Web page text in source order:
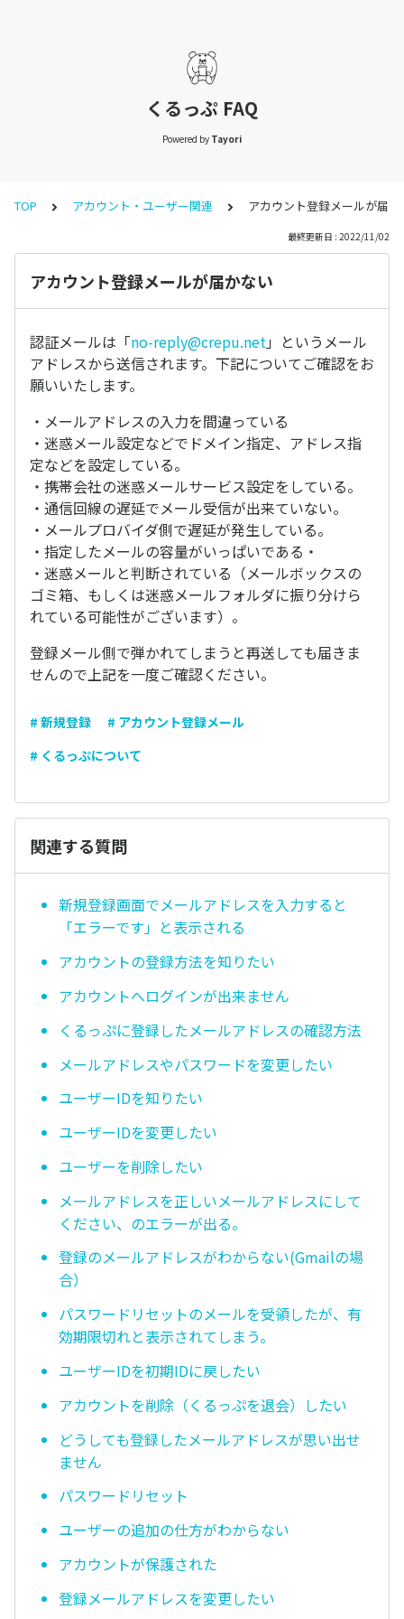
くるっぷ FAQ
Powered by Tayori
TOP アカウント・ユーザー関連 アカウント登録メールが届か
最終更新日 : 2022/11/02
アカウント登録メールが届かない
認証メールは「no-reply@crepu.net」というメール
アドレスから送信されます。下記についてご確認をお
願いいたします。
・メールアドレスの入力を間違っている
・迷惑メール設定などでドメイン指定、アドレス指
定などを設定している。
・携帯会社の迷惑メールサービス設定をしている。
・通信回線の遅延でメール受信が出来ていない。
・メールプロバイダ側で遅延が発生している。
・指定したメールの容量がいっぱいである・
・迷惑メールと判断されている（メールボックスの
ゴミ箱、もしくは迷惑メールフォルダに振り分けら
れている可能性がございます）。
登録メール側で弾かれてしまうと再送しても届きま
せんので上記を一度ご確認ください。
# 新規登録
# アカウント登録メール
# くるっぷについて
関連する質問
新規登録画面でメールアドレスを入力すると
「エラーです」と表示される
アカウントの登録方法を知りたい
アカウントへログインが出来ません
くるっぷに登録したメールアドレスの確認方法
メールアドレスやパスワードを変更したい
ユーザーIDを知りたい
ユーザーIDを変更したい
ユーザーを削除したい
メールアドレスを正しいメールアドレスにして
ください、のエラーが出る。
登録のメールアドレスがわからない(Gmailの場
合）
パスワードリセットのメールを受領したが、有
効期限切れと表示されてしまう。
ユーザーIDを初期IDに戻したい
アカウントを削除（くるっぷを退会）したい
どうしても登録したメールアドレスが思い出せ
ません
パスワードリセット
ユーザーの追加の仕方がわからない
アカウントが保護された
登録メールアドレスを変更したい